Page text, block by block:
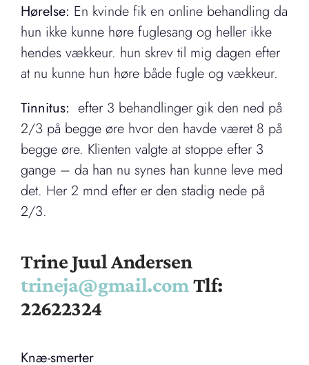
Hørelse: En kvinde fik en online behandling da
hun ikke kunne høre fuglesang og heller ikke
hendes vækkeur. hun skrev til mig dagen efter
at nu kunne hun høre både fugle og vækkeur.
Tinnitus: efter 3 behandlinger gik den ned på
2/3 på begge øre hvor den havde været 8 på
begge øre. Klienten valgte at stoppe efter 3
gange – da han nu synes han kunne leve med
det. Her 2 mnd efter er den stadig nede på
2/3.
Trine Juul Andersen
trineja@gmail.comTlf:
22622324
Knæ-smerter